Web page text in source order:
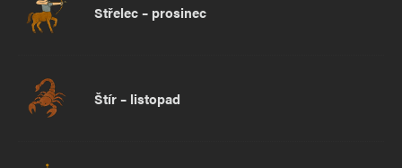
Střelec – prosinec
Štír – listopad